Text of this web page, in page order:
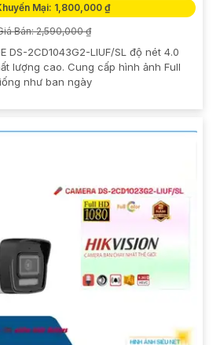
Mại: 1,800,000 ₫
Bán: 2,590,000 ₫
DS-2CD1043G2-LIUF/SL độ nét 4.0
lượng cao. Cung cấp hình ảnh Full
như ban ngày